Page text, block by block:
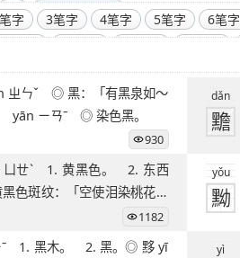
口 全部偏旁部首
字 3笔字 4笔字 5笔字 6笔字
21笔字 22笔字 23笔字 24笔字
笔字 31笔字 32笔字 33笔字
漆。」● 黰 yān ㄧㄢˉ ◎ 染色黑。
930
dǎn
黵
色斑纹：「空使泪染桃花双
1182
yǒu
黝
yì